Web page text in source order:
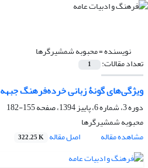
نویسنده =محبوبه شمشیرگرها
تعداد مقالات: 1
ویژگی‌های گونۀ زبانی خرده‌فرهنگ جبهه
دوره 3، شماره 6، پاییز 1394، صفحه
155-182
محبوبه شمشیرگرها
مشاهده مقاله
اصل مقاله 322.25 K